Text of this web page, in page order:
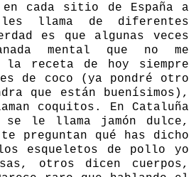
cada sitio de España a
llama de diferentes
es que algunas veces
mental que no me
receta de hoy siempre
de coco (ya pondré otro
que están buenísimos),
coquitos. En Cataluña
se le llama jamón dulce,
preguntan qué has dicho
esqueletos de pollo yo
otros dicen cuerpos,